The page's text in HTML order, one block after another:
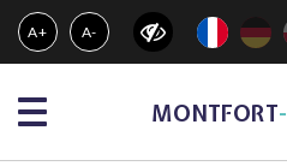
Gestion des traceurs
A+ A-
Menu MONTFORT-